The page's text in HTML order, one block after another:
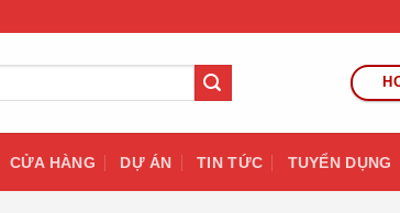
CỬA HÀNG DỰ ÁN TIN TỨC TUYỂN DỤNG